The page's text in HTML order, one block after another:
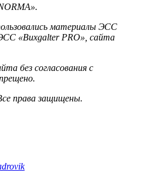
материалы ЭСС
«Buxgalter PRO», сайта
без согласования с
права защищены.